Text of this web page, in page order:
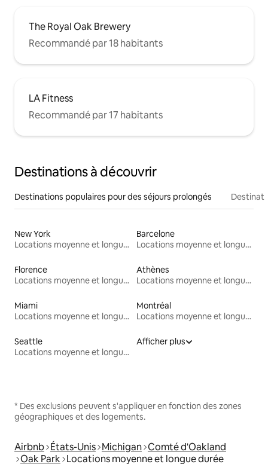
The Royal Oak Brewery
Recommandé par 18 habitants
LA Fitness
Recommandé par 17 habitants
Destinations à découvrir
Destinations populaires pour des séjours prolongés
New York
Locations moyenne et longue durée
Barcelone
Locations moyenne et longue durée
Florence
Locations moyenne et longue durée
Athènes
Locations moyenne et longue durée
Miami
Locations moyenne et longue durée
Montréal
Locations moyenne et longue durée
Seattle
Locations moyenne et longue durée
Afficher plus
* Des exclusions peuvent s'appliquer en fonction des zones
géographiques et des logements.
Airbnb États-Unis Michigan Comté d'Oakland
Oak Park Locations moyenne et longue durée